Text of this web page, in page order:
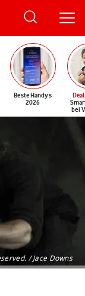
Beste Handys
2026
Deal
bei
/ Jace Downs